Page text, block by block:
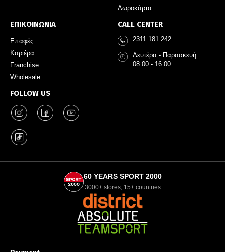
Δωροκάρτα
ΕΠΙΚΟΙΝΩΝΙΑ
Επαφές
Καριέρα
Franchise
Wholesale
FOLLOW US
CALL CENTER
2311 181 242
Δευτέρα - Παρασκευή:
08:00 - 16:00
60 YEARS SPORT 2000
3000+ stores, 15+ countries